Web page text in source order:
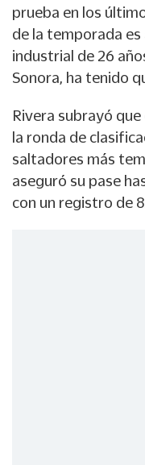
prueba en los
de la temporada es
industrial de 26
Sonora, ha tenido
Rivera subrayó
la ronda de
saltadores más
aseguró su pase
con un registro de